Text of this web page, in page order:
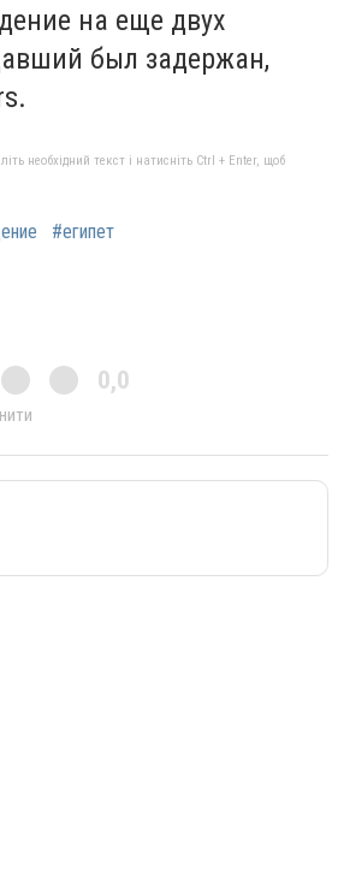
на еще двух
был задержан,
необхідний текст і натисніть Ctrl + Enter, щоб
#египет
0,0